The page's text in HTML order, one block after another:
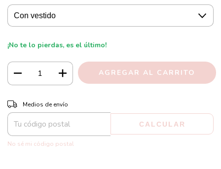
¡No te lo pierdas, es el último!
Entregas para el CP:
Medios de envío
CALCULAR
No sé mi código postal